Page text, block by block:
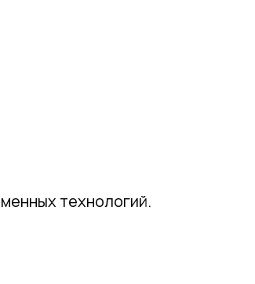
технологий.